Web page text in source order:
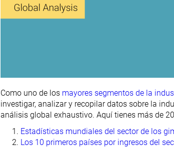
Como uno de los mayores segmentos de la
investigar, analizar y recopilar datos sobre la
análisis global exhaustivo. Aquí tienes más de
Estadísticas mundiales del sector de los
Los 10 primeros países por ingresos del